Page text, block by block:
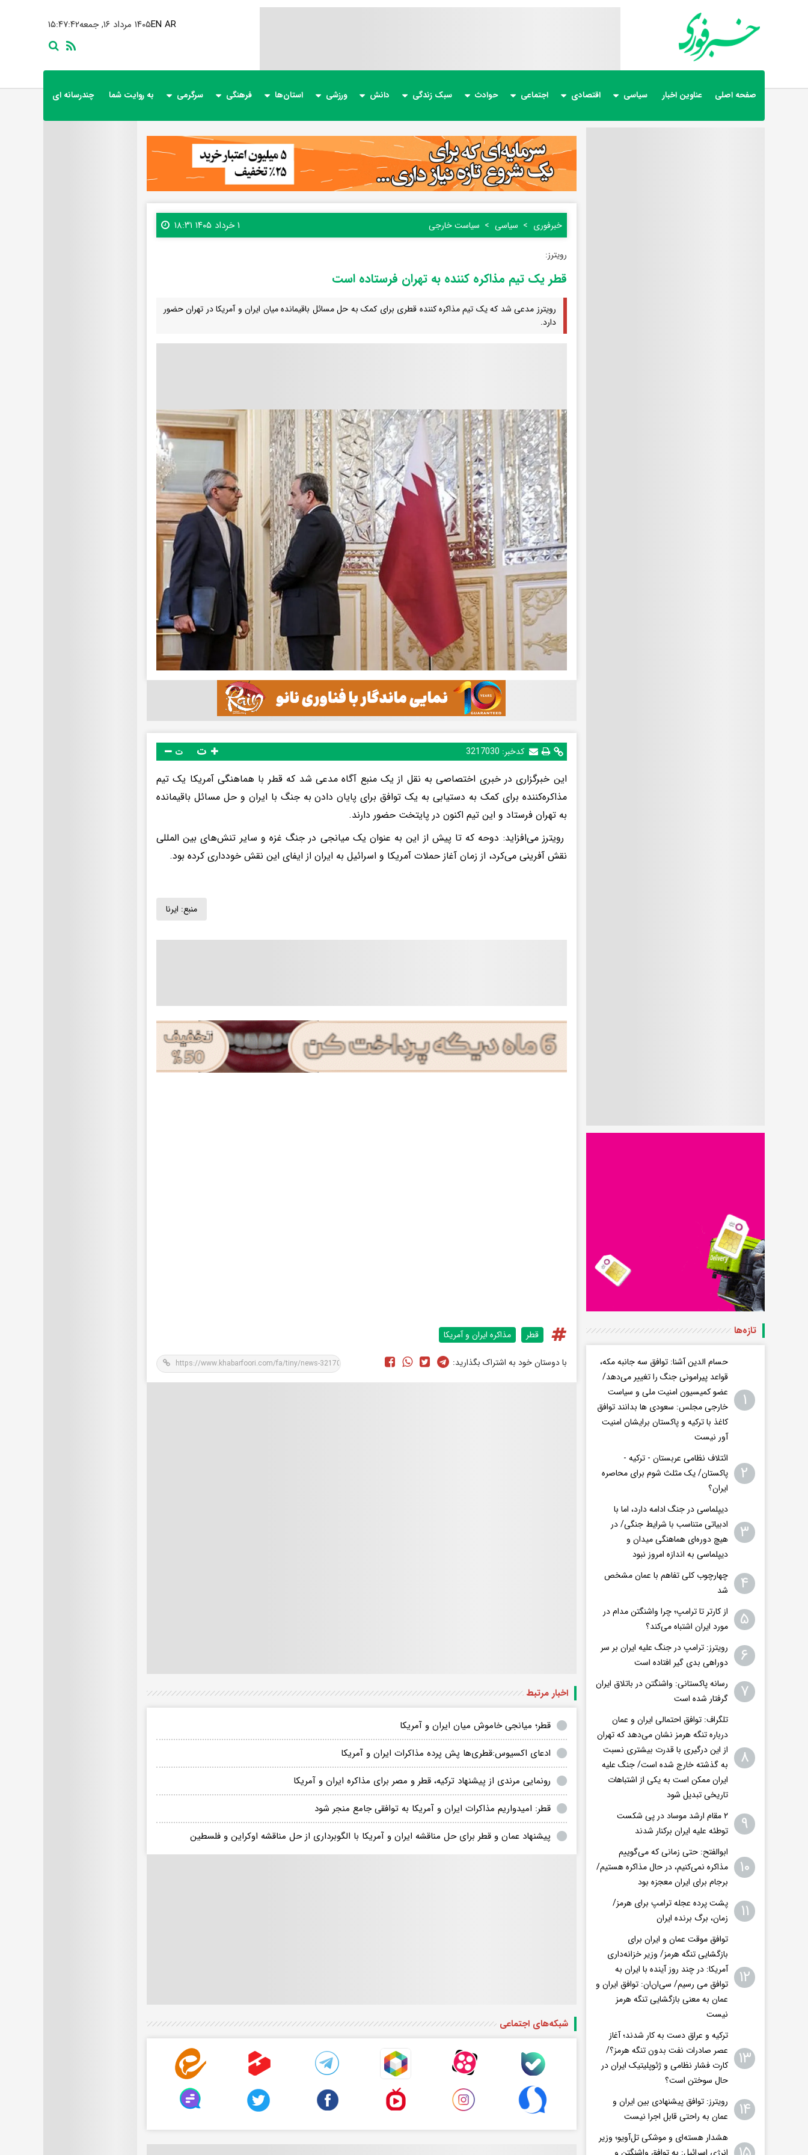
۱۵:۴۷:۴۴ ۱۴۰۵ مرداد ۱۶, جمعهEN AR
صفحه اصلی عناوین اخبار سیاسی اقتصادی اجتماعی حوادث سبک زندگی دانش ورزشی استان‌ها فرهنگی سرگرمی به روایت شما چندرسانه ای
خبرفوری سیاسی سیاست خارجی ۱ خرداد ۱۴۰۵ ۱۸:۳۱
رویترز:
قطر یک تیم مذاکره کننده به تهران فرستاده است
رویترز مدعی شد که یک تیم مذاکره کننده قطری برای کمک به حل مسائل باقیمانده میان ایران و آمریکا در تهران حضور
دارد.
کدخبر: 3217030 ت
این خبرگزاری در خبری اختصاصی به نقل از یک منبع آگاه مدعی شد که قطر با هماهنگی آمریکا یک تیم
مذاکره‌کننده برای کمک به دستیابی به یک توافق برای پایان دادن به جنگ با ایران و حل مسائل باقیمانده
به تهران فرستاد و این تیم اکنون در پایتخت حضور دارند.
رویترز می‌افزاید: دوحه که تا پیش از این به عنوان یک میانجی در جنگ غزه و سایر تنش‌های بین المللی
نقش آفرینی می‌کرد، از زمان آغاز حملات آمریکا و اسرائیل به ایران از ایفای این نقش خودداری کرده بود.
منبع: ایرنا
قطر مذاکره ایران و آمریکا
با دوستان خود به اشتراک بگذارید:
اخبار مرتبط
قطر؛ میانجی خاموش میان ایران و آمریکا
ادعای اکسیوس:قطری‌ها پش پرده مذاکرات ایران و آمریکا
رونمایی مرندی از پیشنهاد ترکیه، قطر و مصر برای مذاکره ایران و آمریکا
قطر: امیدواریم مذاکرات ایران و آمریکا به توافقی جامع منجر شود
پیشنهاد عمان و قطر برای حل مناقشه ایران و آمریکا با الگوبرداری از حل مناقشه اوکراین و فلسطین
شبکه‌های اجتماعی
تازه‌ها
۱
حسام الدین آشنا: توافق سه جانبه مکه،
قواعد پیرامونی جنگ را تغییر می‌دهد/
عضو کمیسیون امنیت ملی و سیاست
خارجی مجلس: سعودی ها بدانند توافق
کاغذ با ترکیه و پاکستان برایشان امنیت
آور نیست
۲
ائتلاف نظامی عربستان - ترکیه -
پاکستان/ یک مثلث شوم برای محاصره
ایران؟
۳
دیپلماسی در جنگ ادامه دارد، اما با
ادبیاتی متناسب با شرایط جنگی/ در
هیچ دوره‌ای هماهنگی میدان و
دیپلماسی به اندازه امروز نبود
۴
چهارچوب کلی تفاهم با عمان مشخص
شد
۵
از کارتر تا ترامپ؛ چرا واشنگتن مدام در
مورد ایران اشتباه می‌کند؟
۶
رویترز: ترامپ در جنگ علیه ایران بر سر
دوراهی بدی گیر افتاده است
۷
رسانه پاکستانی: واشنگتن در باتلاق ایران
گرفتار شده است
۸
تلگراف: توافق احتمالی ایران و عمان
درباره تنگه هرمز نشان می‌دهد که تهران
از این درگیری با قدرت بیشتری نسبت
به گذشته خارج شده است/ جنگ علیه
ایران ممکن است به یکی از اشتباهات
تاریخی تبدیل شود
۹
۲ مقام‌ ارشد موساد در پی شکست
توطئه علیه ایران برکنار شدند
۱۰
ابوالفتح: حتی زمانی که می‌گوییم
مذاکره نمی‌کنیم، در حال مذاکره هستیم/
برجام برای ایران معجزه بود
۱۱
پشت پرده عجله ترامپ برای هرمز/
زمان، برگ برنده ایران
۱۲
توافق موقت عمان و ایران برای
بازگشایی تنگه هرمز/ وزیر خزانه‌داری
آمریکا: در چند روز آینده با ایران به
توافق می رسیم/ سی‌ان‌ان: توافق ایران و
عمان به معنی بازگشایی تنگه هرمز
نیست
۱۳
ترکیه و عراق دست به کار شدند؛ آغاز
عصر صادرات نفت بدون تنگه هرمز؟/
کارت فشار نظامی و ژئوپلیتیک ایران در
حال سوختن است؟
۱۴
رویترز: توافق پیشنهادی بین ایران و
عمان به راحتی قابل اجرا نیست
هشدار هسته‌ای و موشکی تل‌آویو؛ وزیر